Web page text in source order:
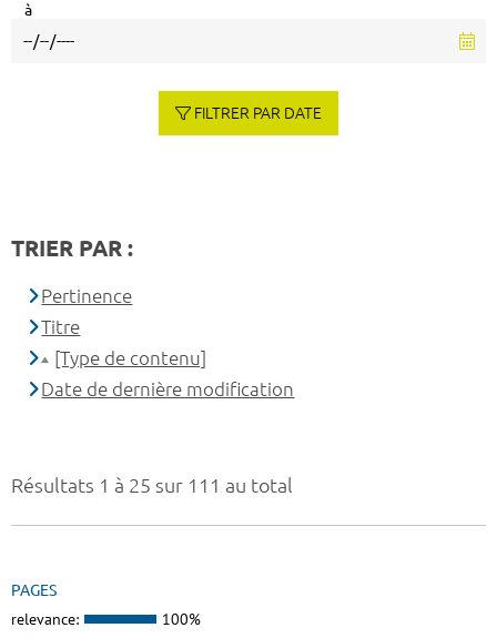
Résultats 1 à 25 sur 111 au total
PAGES
relevance: 100%
à
FILTRER PAR DATE
TRIER PAR :
Pertinence
Titre
[Type de contenu]
Date de dernière modification